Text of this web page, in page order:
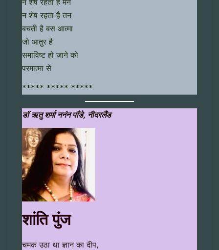
न शेष रहता है मन
न शेष रहता है तन
बचती है बस आत्मा
जो आतुर है
समाविष्ट हो जाने को
परमात्मा से
***** ***** *****
डॉ ऋतु शर्मा ननंन पाँडे, नीदरलैंड
शांति पुंज
चमक उठा था ज्ञान का दीप,